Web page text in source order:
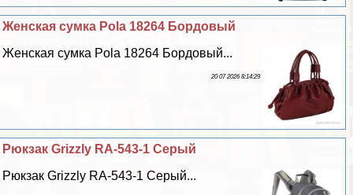
Женская сумка Pola 18264 Бордовый
Женская сумка Pola 18264 Бордовый...
20 07 2026 8:14:29
Рюкзак Grizzly RA-543-1 Серый
Рюкзак Grizzly RA-543-1 Серый...